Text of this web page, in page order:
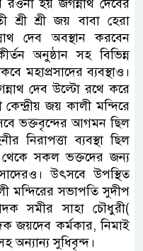
রওনা হয় জগন্নাথ দেবের
শ্রী শ্রী জয় বাবা হেরা
দেব অবস্থান করবেন
অনুষ্ঠান সহ বিভিন্ন
মহাপ্রসাদের ব্যবস্থাও।
দেব উল্টো রথে করে
জয় কালী মন্দিরে
ভক্তবৃন্দের আগমন ছিল
নিরাপত্তা ব্যবস্থা ছিল
সকল ভক্তদের জন্য
উৎসবে উপস্থিত
মন্দিরের সভাপতি সুদীপ
সমীর সাহা চৌধুরী(
জয়দেব কর্মকার, নিমাই
অন্যান্য সুধিবৃন্দ।